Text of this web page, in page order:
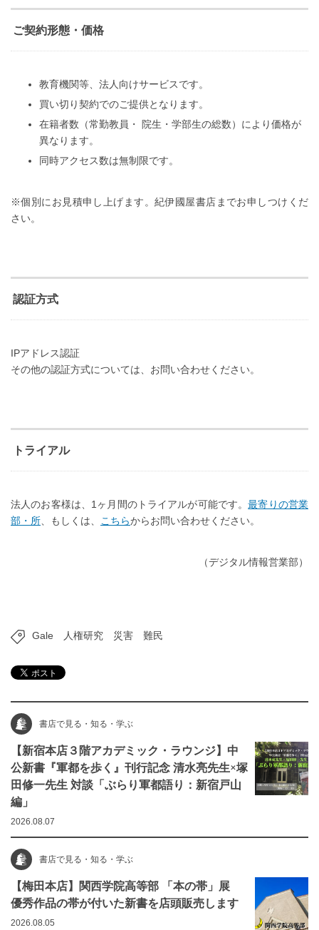
ご契約形態・価格
教育機関等、法人向けサービスです。
買い切り契約でのご提供となります。
在籍者数（常勤教員・ 院生・学部生の総数）により価格が
異なります。
同時アクセス数は無制限です。
※個別にお見積申し上げます。紀伊國屋書店までお申しつけくだ
さい。
認証方式
IPアドレス認証
その他の認証方式については、お問い合わせください。
トライアル
法人のお客様は、1ヶ月間のトライアルが可能です。最寄りの営業
部・所、もしくは、 こちらからお問い合わせください。
（デジタル情報営業部）
Gale 人権研究 災害 難民
書店で見る・知る・学ぶ
【新宿本店３階アカデミック・ラウンジ】中
公新書『軍都を歩く』刊行記念 清水亮先生×塚
田修一先生 対談「ぶらり軍都語り：新宿戸山
編」
2026.08.07
書店で見る・知る・学ぶ
【梅田本店】関西学院高等部 「本の帯」展
優秀作品の帯が付いた新書を店頭販売します
2026.08.05